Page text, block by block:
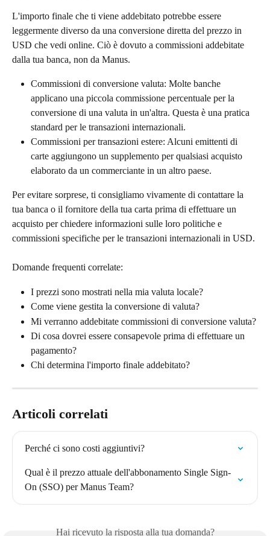
L'importo finale che ti viene addebitato potrebbe essere
leggermente diverso da una conversione diretta del prezzo in
USD che vedi online. Ciò è dovuto a commissioni addebitate
dalla tua banca, non da Manus.
Commissioni di conversione valuta: Molte banche
applicano una piccola commissione percentuale per la
conversione di una valuta in un'altra. Questa è una pratica
standard per le transazioni internazionali.
Commissioni per transazioni estere: Alcuni emittenti di
carte aggiungono un supplemento per qualsiasi acquisto
elaborato da un commerciante in un altro paese.
Per evitare sorprese, ti consigliamo vivamente di contattare la
tua banca o il fornitore della tua carta prima di effettuare un
acquisto per chiedere informazioni sulle loro politiche e
commissioni specifiche per le transazioni internazionali in USD.
Domande frequenti correlate:
I prezzi sono mostrati nella mia valuta locale?
Come viene gestita la conversione di valuta?
Mi verranno addebitate commissioni di conversione valuta?
Di cosa dovrei essere consapevole prima di effettuare un
pagamento?
Chi determina l'importo finale addebitato?
Articoli correlati
Perché ci sono costi aggiuntivi?
Qual è il prezzo attuale dell'abbonamento Single Sign-
On (SSO) per Manus Team?
Hai ricevuto la risposta alla tua domanda?